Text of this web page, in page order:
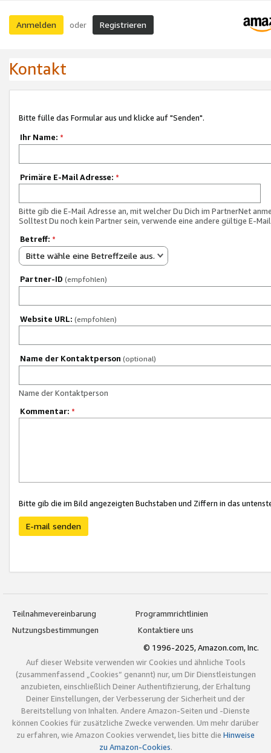
Anmelden oder Registrieren
Kontakt
Bitte fülle das Formular aus und klicke auf "Senden".
Ihr Name: *
Primäre E-Mail Adresse: *
Bitte gib die E-Mail Adresse an, mit welcher Du Dich im PartnerNet
Solltest Du noch kein Partner sein, verwende eine andere gültige E-
Betreff: *
Bitte wähle eine Betreffzeile aus.
Partner-ID (empfohlen)
Website URL: (empfohlen)
Name der Kontaktperson (optional)
Name der Kontaktperson
Kommentar: *
Bitte gib die im Bild angezeigten Buchstaben und Ziffern in das
E-mail senden
Teilnahmevereinbarung
Programmrichtlinien
Nutzungsbestimmungen
Kontaktiere uns
© 1996-2025, Amazon.com, Inc.
Auf dieser Website verwenden wir Cookies und ähnliche Tools
(zusammenfassend „Cookies“ genannt) nur, um Dir Dienstleistungen
anzubieten, einschließlich Deiner Authentifizierung, der Erhaltung
Deiner Einstellungen, der Verbesserung der Sicherheit und der
Bereitstellung von Inhalten. Andere Amazon-Seiten und -Dienste
können Cookies für zusätzliche Zwecke verwenden. Um mehr darüber
zu erfahren, wie Amazon Cookies verwendet, lies bitte die Hinweise
zu Amazon-Cookies.